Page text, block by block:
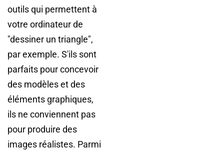
outils qui permettent à
votre ordinateur de
"dessiner un triangle",
par exemple. S'ils sont
parfaits pour concevoir
des modèles et des
éléments graphiques,
ils ne conviennent pas
pour produire des
images réalistes. Parmi